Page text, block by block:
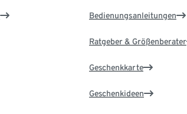
Bedienungsanleitungen
Ratgeber & Größenberater
Geschenkkarte
Geschenkideen